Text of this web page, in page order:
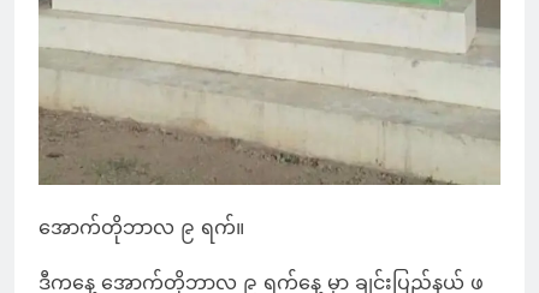
အောက်တိုဘာလ ၉ ရက်။
ဒီကနေ့ အောက်တိုဘာလ ၉ ရက်နေ့ မှာ ချင်းပြည်နယ် ဖ